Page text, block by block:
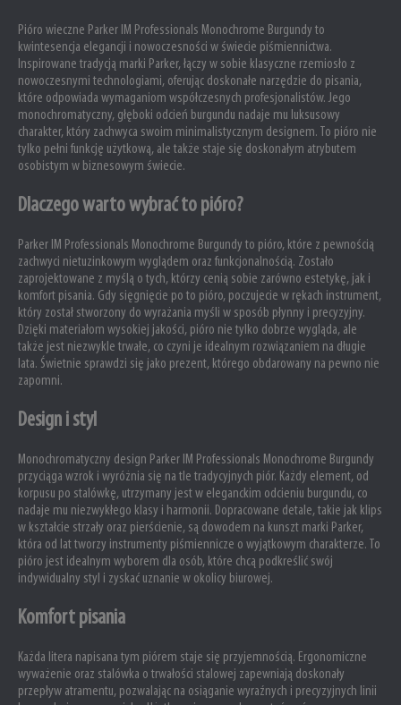
Pióro wieczne Parker IM Professionals Monochrome Burgundy to
kwintesencja elegancji i nowoczesności w świecie piśmiennictwa.
Inspirowane tradycją marki Parker, łączy w sobie klasyczne rzemiosło z
nowoczesnymi technologiami, oferując doskonałe narzędzie do pisania,
które odpowiada wymaganiom współczesnych profesjonalistów. Jego
monochromatyczny, głęboki odcień burgundu nadaje mu luksusowy
charakter, który zachwyca swoim minimalistycznym designem. To pióro nie
tylko pełni funkcję użytkową, ale także staje się doskonałym atrybutem
osobistym w biznesowym świecie.
Dlaczego warto wybrać to pióro?
Parker IM Professionals Monochrome Burgundy to pióro, które z pewnością
zachwyci nietuzinkowym wyglądem oraz funkcjonalnością. Zostało
zaprojektowane z myślą o tych, którzy cenią sobie zarówno estetykę, jak i
komfort pisania. Gdy sięgnięcie po to pióro, poczujecie w rękach instrument,
który został stworzony do wyrażania myśli w sposób płynny i precyzyjny.
Dzięki materiałom wysokiej jakości, pióro nie tylko dobrze wygląda, ale
także jest niezwykle trwałe, co czyni je idealnym rozwiązaniem na długie
lata. Świetnie sprawdzi się jako prezent, którego obdarowany na pewno nie
zapomni.
Design i styl
Monochromatyczny design Parker IM Professionals Monochrome Burgundy
przyciąga wzrok i wyróżnia się na tle tradycyjnych piór. Każdy element, od
korpusu po stalówkę, utrzymany jest w eleganckim odcieniu burgundu, co
nadaje mu niezwykłego klasy i harmonii. Dopracowane detale, takie jak klips
w kształcie strzały oraz pierścienie, są dowodem na kunszt marki Parker,
która od lat tworzy instrumenty piśmiennicze o wyjątkowym charakterze. To
pióro jest idealnym wyborem dla osób, które chcą podkreślić swój
indywidualny styl i zyskać uznanie w okolicy biurowej.
Komfort pisania
Każda litera napisana tym piórem staje się przyjemnością. Ergonomiczne
wyważenie oraz stalówka o trwałości stalowej zapewniają doskonały
przepływ atramentu, pozwalając na osiąganie wyraźnych i precyzyjnych linii